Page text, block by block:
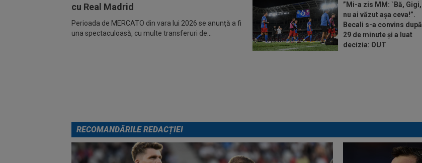
cu Real Madrid
Perioada de MERCATO din vara lui 2026 se anunță a fi
una spectaculoasă, cu multe transferuri de...
”Mi-a zis MM: `Bă, Gigi,
nu ai văzut așa ceva!”.
Becali s-a convins după
29 de minute și a luat
decizia: OUT
RECOMANDĂRILE REDACȚIEI